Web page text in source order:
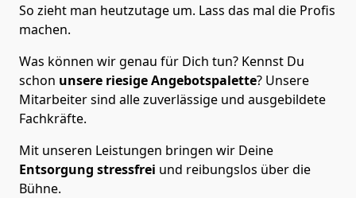
So zieht man heutzutage um. Lass das mal die Profis
machen.
Was können wir genau für Dich tun? Kennst Du
schon unsere riesige Angebotspalette? Unsere
Mitarbeiter sind alle zuverlässige und ausgebildete
Fachkräfte.
Mit unseren Leistungen bringen wir Deine
Entsorgung stressfrei und reibungslos über die
Bühne.